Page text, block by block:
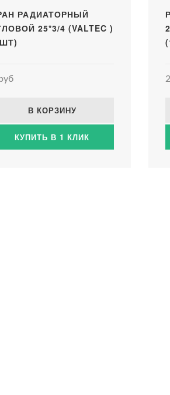
РАДИАТОРНЫЙ
25*3/4 (VALTEC )
В КОРЗИНУ
КУПИТЬ В 1 КЛИК